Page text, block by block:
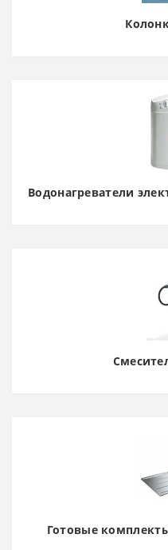
Водонагреватели
Готовые